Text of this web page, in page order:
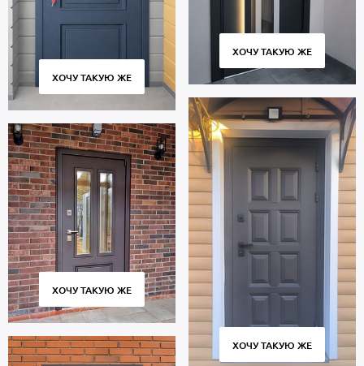
ХОЧУ ТАКУЮ ЖЕ
ХОЧУ ТАКУЮ ЖЕ
ХОЧУ ТАКУЮ ЖЕ
ХОЧУ ТАКУЮ ЖЕ